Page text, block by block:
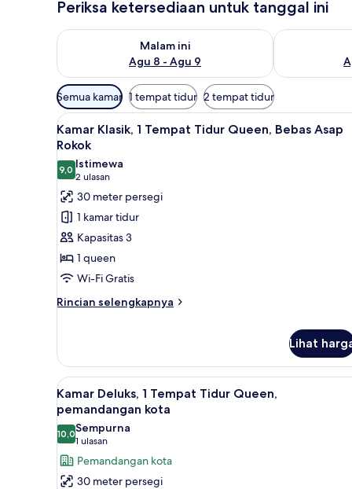
Periksa ketersediaan untuk tanggal ini
Malam ini
Agu 8 - Agu 9
Periksa ketersediaan untuk malam ini Agu 8 - Agu 9
Periksa
Filter
tersedia
untuk
kamar
Semua kamar 1 tempat tidur 2 tempat tidur
Lihat
semua
foto
untuk
Kamar
Klasik,
Tempat
Tidur
Queen,
Bebas
Kamar Klasik, 1 Tempat
7
Kamar Klasik, 1 Tempat Tidur Queen, Bebas Asap
Rokok
9,09,0 dari 10
Istimewa
2 ulasan
(2
ulasan)
30 meter persegi
1 kamar tidur
Kapasitas 3
1 queen
Wi-Fi Gratis
Rincian selengkapnya
Rincian
Kamar
Klasik,
1
Tempat
Tidur
Queen,
Bebas
Asap
Rokok
Lihat
Lihat
semua
foto
untuk
Kamar
Deluks,
Kamar Deluks, 1 Tempat
8
Kamar Deluks, 1 Tempat Tidur Queen,
pemandangan kota
10,010,0 dari 10
Sempurna
1 ulasan
(1
ulasan)
Pemandangan kota
30 meter persegi